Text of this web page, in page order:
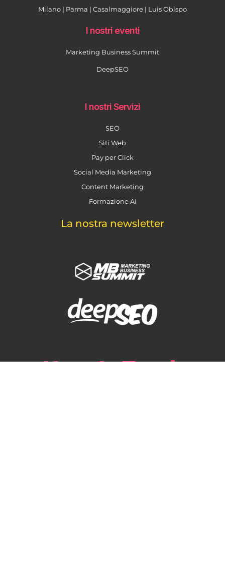
Milano | Parma | Casalmaggiore | Luis Obispo
I nostri eventi
Marketing Business Summit
DeepSEO
I nostri Servizi
SEO
Siti Web
Pay per Click
Social Media Marketing
Content Marketing
Formazione AI
La nostra newsletter
Keep In Touch